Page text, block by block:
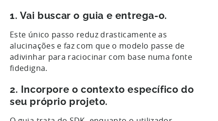
1. Vai buscar o guia e entrega-o.
Este único passo reduz drasticamente as
alucinações e faz com que o modelo passe de
adivinhar para raciocinar com base numa fonte
fidedigna.
2. Incorpore o contexto específico do
seu próprio projeto.